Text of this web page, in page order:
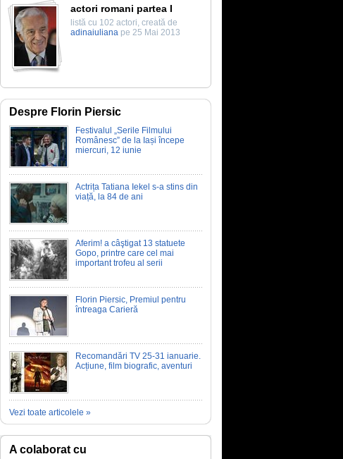
actori romani partea I
listă cu 102 actori, creată de
adinaiuliana pe 25 Mai 2013
Despre Florin Piersic
Festivalul „Serile Filmului
Românesc” de la Iași începe
miercuri, 12 iunie
Actrița Tatiana Iekel s-a stins din
viață, la 84 de ani
Aferim! a câştigat 13 statuete
Gopo, printre care cel mai
important trofeu al serii
Florin Piersic, Premiul pentru
întreaga Carieră
Recomandări TV 25-31 ianuarie.
Acțiune, film biografic, aventuri
Vezi toate articolele »
A colaborat cu